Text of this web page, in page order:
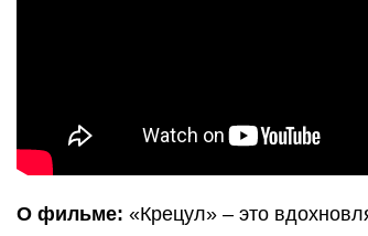
О фильме: «Крецул» – это